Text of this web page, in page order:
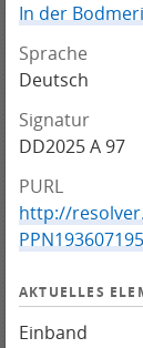
In der
Sprache
Deutsch
Signatur
DD2025 A 97
PURL
http://
AKTUELLES
Einband